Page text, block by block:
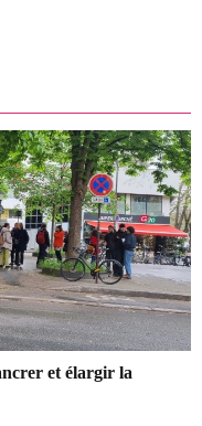
et élargir la